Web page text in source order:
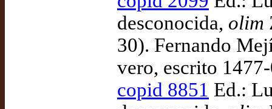
desconocida, olim
30). Fernando
vero, escrito
copid 8851 Ed.: